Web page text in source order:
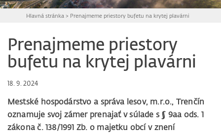
Hlavná stránka > Prenajmeme priestory bufetu na krytej plavárni
Prenajmeme priestory
bufetu na krytej plavárni
18. 9. 2024
Mestské hospodárstvo a správa lesov, m.r.o., Trenčín
oznamuje svoj zámer prenajať v súlade s § 9aa ods. 1
zákona č. 138/1991 Zb. o majetku obcí v znení